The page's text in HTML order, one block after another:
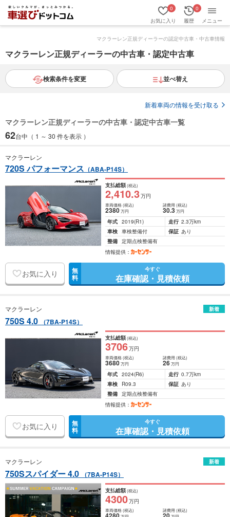
お気に入り
0
履歴
0
メニュー
マクラーレン正規ディーラーの認定中古車・中古車情報
マクラーレン正規ディーラーの中古車・認定中古車
検索条件を変更 並べ替え
新着車両の情報を受け取る
マクラーレン正規ディーラーの中古車・認定中古車一覧
62台中（ 1 ～ 30 件を表示 ）
マクラーレン
720S パフォーマンス （ABA-P14S）
支払総額(税込)
2,410.3万円
車両価格(税込)
2380万円
諸費用 (税込)
30.3 万円
年式 2019(R1) 走行 2.3万km
車検 車検整備付 保証 あり
整備 定期点検整備有
情報提供：
お気に入り 無
料
今すぐ
在庫確認・見積依頼
マクラーレン 新着
750S 4.0 （7BA-P14S）
支払総額(税込)
3706万円
車両価格(税込)
3680万円
諸費用 (税込)
26 万円
年式 2024(R6) 走行 0.7万km
車検
R09.3 保証 あり
整備 定期点検整備有
情報提供：
お気に入り 無
料
今すぐ
在庫確認・見積依頼
マクラーレン 新着
750Sスパイダー 4.0 （7BA-P14S）
支払総額(税込)
4300万円
車両価格(税込) 諸費用 (税込)